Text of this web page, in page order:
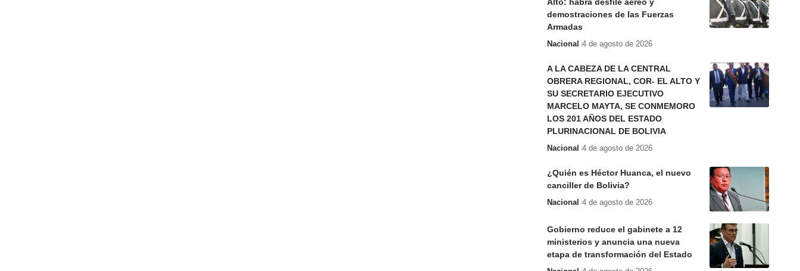
demostraciones de las Fuerzas
Armadas
Nacional 4 de agosto de 2026
A LA CABEZA DE LA CENTRAL
OBRERA REGIONAL, COR- EL ALTO Y
SU SECRETARIO EJECUTIVO
MARCELO MAYTA, SE CONMEMORO
LOS 201 AÑOS DEL ESTADO
PLURINACIONAL DE BOLIVIA
Nacional 4 de agosto de 2026
¿Quién es Héctor Huanca, el nuevo
canciller de Bolivia?
Nacional 4 de agosto de 2026
Gobierno reduce el gabinete a 12
ministerios y anuncia una nueva
etapa de transformación del Estado